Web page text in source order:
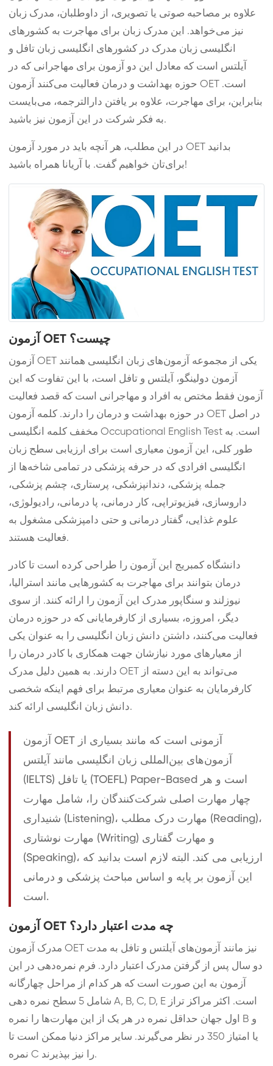
علاوه بر مصاحبه صوتی یا تصویری، از داوطلبان، مدرک زبان
نیز می‌خواهد. این مدرک زبان برای مهاجرت به کشورهای
انگلیسی زبان مدرک در کشورهای انگلیسی زبان تافل و
آیلتس است که معادل این دو آزمون برای مهاجرانی که در
حوزه بهداشت و درمان فعالیت می‌کنند آزمون OET است.
بنابراین، برای مهاجرت، علاوه بر یافتن دارالترجمه، می‌بایست
به فکر شرکت در این آزمون نیز باشید.
در این مطلب، هر آنچه باید در مورد آزمون OET بدانید
برای‌تان خواهیم گفت. با آریانا همراه باشید!
آزمون OET چیست؟
آزمون OET یکی از مجموعه آزمون‌های زبان انگلیسی همانند
آزمون دولینگو، آیلتس و تافل است، با این تفاوت که این
آزمون فقط مختص به افراد و مهاجرانی است که قصد فعالیت
در حوزه بهداشت و درمان را دارند. کلمه آزمون OET در اصل
مخفف کلمه انگلیسی Occupational English Test است. به
طور کلی، این آزمون معیاری است برای ارزیابی سطح زبان
انگلیسی افرادی که در حرفه پزشکی در تمامی شاخه‌ها از
جمله پزشکی، دندانپزشکی، پرستاری، چشم پزشکی،
داروسازی، فیزیوتراپی، کار درمانی، پا درمانی، رادیولوژی،
علوم غذایی، گفتار درمانی و حتی دامپزشکی مشغول به
فعالیت هستند.
دانشگاه کمبریج این آزمون را طراحی کرده است تا کادر
درمان بتوانند برای مهاجرت به کشورهایی مانند استرالیا،
نیوزلند و سنگاپور مدرک این آزمون را ارائه کنند. از سوی
دیگر، امروزه، بسیاری از کارفرمایانی که در حوزه درمان
فعالیت می‌کنند، داشتن دانش زبان انگلیسی را به عنوان یکی
از معیارهای مورد نیازشان جهت همکاری با کادر درمان را
دارند. به همین دلیل مدرک OET می‌تواند به این دسته از
کارفرمایان به عنوان معیاری مرتبط برای فهم اینکه شخصی
دانش زبان انگلیسی ارائه کند.
آزمون OET آزمونی است که مانند بسیاری از
آزمون‌های بین‌المللی زبان انگلیسی مانند آیلتس
(IELTS) یا تافل (TOEFL) Paper-Based است و هر
چهار مهارت اصلی شرکت‌کنندگان را، شامل مهارت
شنیداری (Listening)، مهارت درک مطلب (Reading)،
مهارت نوشتاری (Writing) و مهارت گفتاری
(Speaking)، ارزیابی می کند. البته لازم است بدانید که
این آزمون بر پایه و اساس مباحث پزشکی و درمانی
است.
آزمون OET چه مدت اعتبار دارد؟
مدرک آزمون OET نیز مانند آزمون‌های آیلتس و تافل به مدت
دو سال پس از گرفتن مدرک اعتبار دارد. فرم نمره‌‌دهی در این
آزمون به این صورت است که هر کدام از مراحل چهارگانه
شامل 5 سطح نمره دهی A, B, C, D, E است. اکثر مراکز تراز
اول جهان حداقل نمره در هر یک از این مهارت‌ها را نمره B و
یا امتیاز 350 در نظر می‌گیرند. سایر مراکز دنیا ممکن است تا
نمره C را نیز بپذیرند.